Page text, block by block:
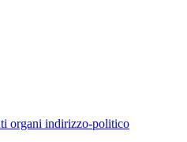
organi indirizzo-politico